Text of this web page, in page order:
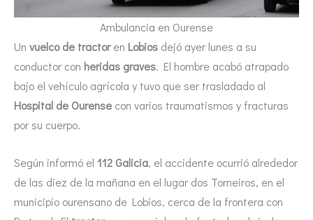
Ambulancia en Ourense
Un vuelco de tractoren Lobios dejó ayer lunes a su
conductor con heridas graves. El hombre acabó atrapado
bajo el vehículo agrícola y tuvo que ser trasladado al
Hospital de Ourense con varios traumatismos y fracturas
por su cuerpo.
Según informó el 112 Galicia, el accidente ocurrió alrededor
de las diez de la mañana en el lugar dos Torneiros, en el
municipio ourensano de Lobios, cerca de la frontera con